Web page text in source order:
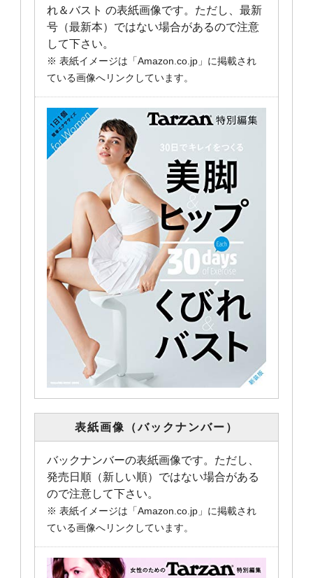
れ＆バスト の表紙画像です。ただし、最新
号（最新本）ではない場合があるので注意
して下さい。
※ 表紙イメージは「Amazon.co.jp」に掲載され
ている画像へリンクしています。
表紙画像（バックナンバー）
バックナンバーの表紙画像です。ただし、
発売日順（新しい順）ではない場合がある
ので注意して下さい。
※ 表紙イメージは「Amazon.co.jp」に掲載され
ている画像へリンクしています。